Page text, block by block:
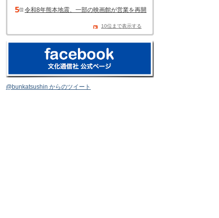
令和8年熊本地震、一部の映画館が営業を再開
10位まで表示する
@bunkatsushin からのツイート